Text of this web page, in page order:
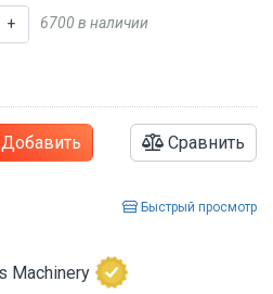
+ 6700 в наличии
Добавить Сравнить
Быстрый просмотр
Machinery